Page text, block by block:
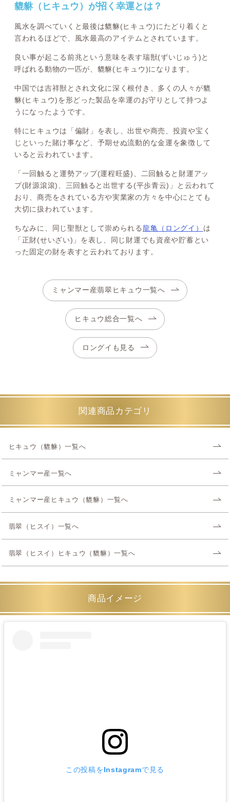
貔貅（ヒキュウ）が招く幸運とは？
風水を調べていくと最後は貔貅(ヒキュウ)にたどり着くと
言われるほどで、風水最高のアイテムとされています。
良い事が起こる前兆という意味を表す瑞獣(ずいじゅう)と
呼ばれる動物の一匹が、貔貅(ヒキュウ)になります。
中国では吉祥獣とされ文化に深く根付き、多くの人々が貔
貅(ヒキュウ)を形どった製品を幸運のお守りとして持つよ
うになったようです。
特にヒキュウは「偏財」を表し、出世や商売、投資や宝く
じといった賭け事など、予期せぬ流動的な金運を象徴して
いると云われています。
「一回触ると運勢アップ(運程旺盛)、二回触ると財運アッ
プ(財源滾滾)、三回触ると出世する(平歩青云)」と云われて
おり、商売をされている方や実業家の方々を中心にとても
大切に扱われています。
ちなみに、同じ聖獣として崇められる龍亀（ロングイ） は
「正財(せいざい)」を表し、同じ財運でも資産や貯蓄とい
った固定の財を表すと云われております。
ミャンマー産翡翠ヒキュウ一覧へ
ヒキュウ総合一覧へ
ロングイも見る
関連商品カテゴリ
ヒキュウ（貔貅）一覧へ
ミャンマー産一覧へ
ミャンマー産ヒキュウ（貔貅）一覧へ
翡翠（ヒスイ）一覧へ
翡翠（ヒスイ）ヒキュウ（貔貅）一覧へ
商品イメージ
この投稿をInstagramで見る